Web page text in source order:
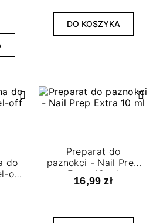
DO KOSZYKA
do
off
Preparat do
paznokci - Nail Prep
Extra 10 ml
16,99 zł